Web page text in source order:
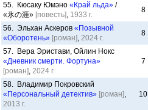
55. Кюсаку Юмэно «Край льда» /
«氷の涯» [повесть], 1933 г.
8
56. Эльхан Аскеров «Позывной
«Оборотень» [роман], 2024 г.
8
57. Вера Эристави, Ойлин Нокс
«Дневник смерти. Фортуна»
[роман], 2024 г.
7
58. Владимир Покровский
«Персональный детектив» [роман],
2013 г.
10